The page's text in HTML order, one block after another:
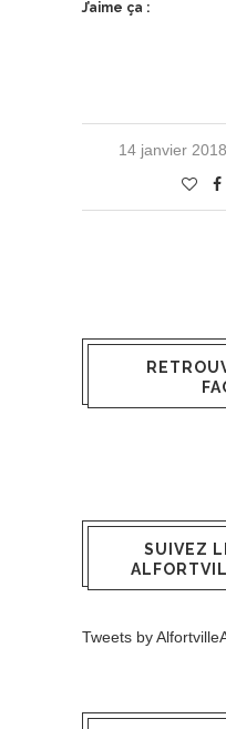
J’aime ça :
14 janvier 2018
SUIVEZ
Tweets by